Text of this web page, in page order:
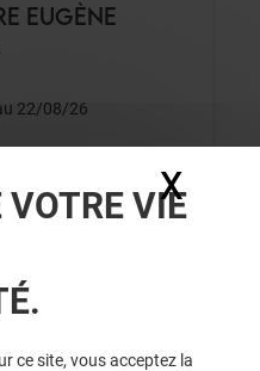
EUGÈNE
22/08/26
VOTRE VIE
ce site, vous acceptez la
X